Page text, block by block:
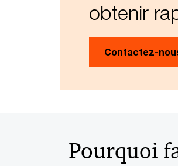
obtenir
Contactez-
Pourquoi